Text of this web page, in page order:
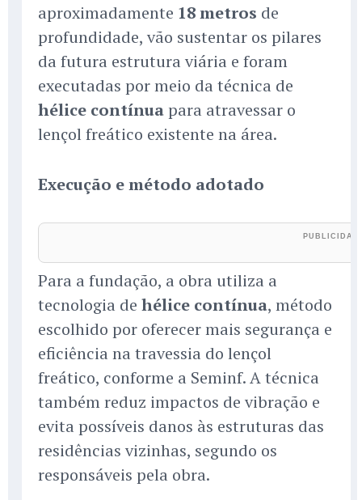
aproximadamente 18 metros de
profundidade, vão sustentar os pilares
da futura estrutura viária e foram
executadas por meio da técnica de
hélice contínua para atravessar o
lençol freático existente na área.
Execução e método adotado
Para a fundação, a obra utiliza a
tecnologia de hélice contínua, método
escolhido por oferecer mais segurança e
eficiência na travessia do lençol
freático, conforme a Seminf. A técnica
também reduz impactos de vibração e
evita possíveis danos às estruturas das
residências vizinhas, segundo os
responsáveis pela obra.